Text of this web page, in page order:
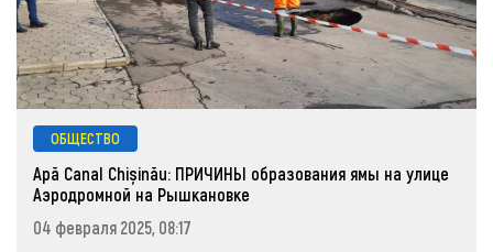
ОБЩЕСТВО
Apă Canal Chișinău: ПРИЧИНЫ образования ямы на улице
Аэродромной на Рышкановке
04 февраля 2025, 08:17